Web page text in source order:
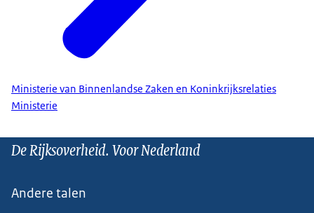
Ministerie van Binnenlandse Zaken en Koninkrijksrelaties
Ministerie
De Rijksoverheid. Voor Nederland
Andere talen